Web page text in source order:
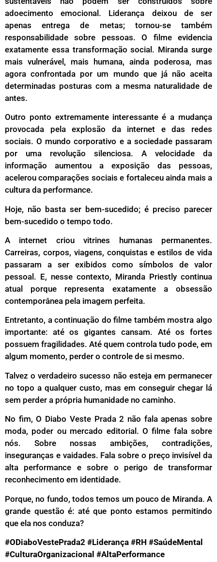
adoecimento emocional. Liderança deixou de ser
apenas entrega de metas; tornou-se também
responsabilidade sobre pessoas. O filme evidencia
exatamente essa transformação social. Miranda surge
mais vulnerável, mais humana, ainda poderosa, mas
agora confrontada por um mundo que já não aceita
determinadas posturas com a mesma naturalidade de
antes.
Outro ponto extremamente interessante é a mudança
provocada pela explosão da internet e das redes
sociais. O mundo corporativo e a sociedade passaram
por uma revolução silenciosa. A velocidade da
informação aumentou a exposição das pessoas,
acelerou comparações sociais e fortaleceu ainda mais a
cultura da performance.
Hoje, não basta ser bem-sucedido; é preciso parecer
bem-sucedido o tempo todo.
A internet criou vitrines humanas permanentes.
Carreiras, corpos, viagens, conquistas e estilos de vida
passaram a ser exibidos como símbolos de valor
pessoal. E, nesse contexto, Miranda Priestly continua
atual porque representa exatamente a obsessão
contemporânea pela imagem perfeita.
Entretanto, a continuação do filme também mostra algo
importante: até os gigantes cansam. Até os fortes
possuem fragilidades. Até quem controla tudo pode, em
algum momento, perder o controle de si mesmo.
Talvez o verdadeiro sucesso não esteja em permanecer
no topo a qualquer custo, mas em conseguir chegar lá
sem perder a própria humanidade no caminho.
No fim, O Diabo Veste Prada 2 não fala apenas sobre
moda, poder ou mercado editorial. O filme fala sobre
nós. Sobre nossas ambições, contradições,
inseguranças e vaidades. Fala sobre o preço invisível da
alta performance e sobre o perigo de transformar
reconhecimento em identidade.
Porque, no fundo, todos temos um pouco de Miranda. A
grande questão é: até que ponto estamos permitindo
que ela nos conduza?
#ODiaboVestePrada2 #Liderança #RH #SaúdeMental
#CulturaOrganizacional #AltaPerformance